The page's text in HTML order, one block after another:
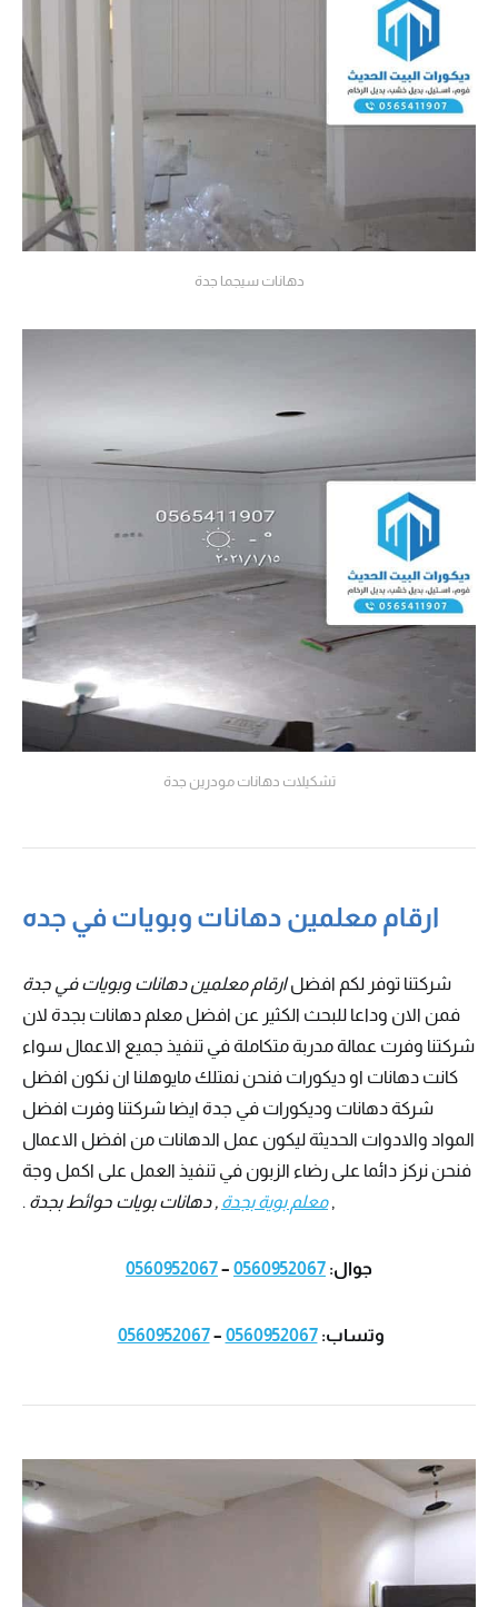
دهانات سيجما جدة
تشكيلات دهانات مودرين جدة
ارقام معلمين دهانات وبويات في جده
شركتنا توفر لكم افضلارقام معلمين دهانات وبويات في جدة
فمن الان وداعا للبحث الكثير عن افضل معلم دهانات بجدة لان
شركتنا وفرت عمالة مدربة متكاملة في تنفيذ جميع الاعمال سواء
كانت دهانات او ديكورات فنحن نمتلك مايوهلنا ان نكون افضل
شركة دهانات وديكورات في جدة ايضا شركتنا وفرت افضل
المواد والادوات الحديثة ليكون عمل الدهانات من افضل الاعمال
فنحن نركز دائما على رضاء الزبون في تنفيذ العمل على اكمل وجة
, معلم بوية بجدة , دهانات بويات حوائط بجدة .
جوال: 0560952067
–
0560952067
وتساب:0560952067
–
0560952067